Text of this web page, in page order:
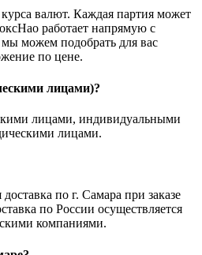
валют. Каждая партия может
работает напрямую с
можем подобрать для вас
по цене.
лицами)?
лицами, индивидуальными
лицами.
по г. Самара при заказе
по России осуществляется
компаниями.